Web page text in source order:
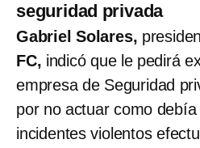
seguridad privada
Gabriel Solares,
FC, indicó que le pedirá
empresa de Seguridad
por no actuar como
incidentes violentos